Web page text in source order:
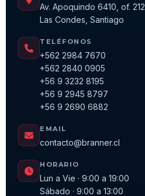
Av. Apoquindo 6410, of. 212
Las Condes, Santiago
TELÉFONOS
+562 2984 7670
+562 2840 0905
+56 9 3232 8195
+56 9 2945 8797
+56 9 2690 6882
EMAIL
contacto@branner.cl
HORARIO
Lun a Vie · 9:00 a 19:00
Sábado · 9:00 a 13:00